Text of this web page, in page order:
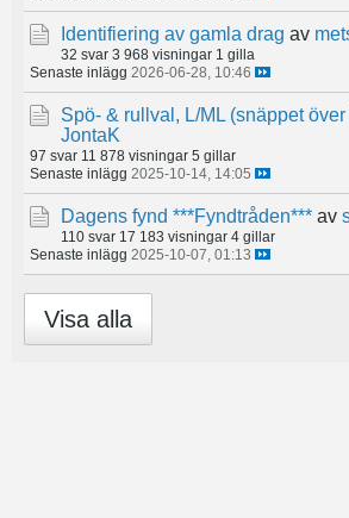
Identifiering av gamla drag av
32 svar 3 968 visningar 1 gilla
Senaste inlägg 2026-06-28, 10:46
Spö- & rullval, L/ML (snäppet över
JontaK
97 svar 11 878 visningar 5 gillar
Senaste inlägg 2025-10-14, 14:05
Dagens fynd ***Fyndtråden*** av
110 svar 17 183 visningar 4 gillar
Senaste inlägg 2025-10-07, 01:13
Visa alla